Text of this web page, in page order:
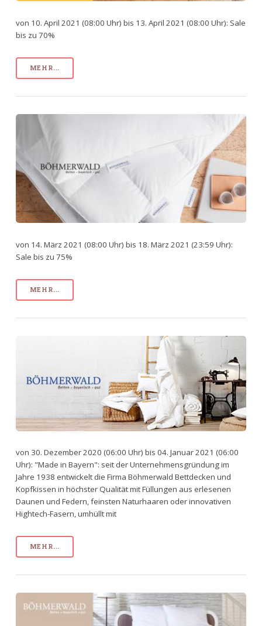
von 10. April 2021 (08:00 Uhr) bis 13. April 2021 (08:00 Uhr): Sale
bis zu 70%
MEHR...
von 14. März 2021 (08:00 Uhr) bis 18. März 2021 (23:59 Uhr):
Sale bis zu 75%
MEHR...
von 30. Dezember 2020 (06:00 Uhr) bis 04. Januar 2021 (06:00
Uhr): "Made in Bayern": seit der Unternehmensgründung im
Jahre 1938 entwickelt die Firma Böhmerwald Bettdecken und
Kopfkissen in höchster Qualität mit Füllungen aus erlesenen
Daunen und Federn, feinsten Naturhaaren oder innovativen
Hightech-Fasern, umhüllt mit
MEHR...